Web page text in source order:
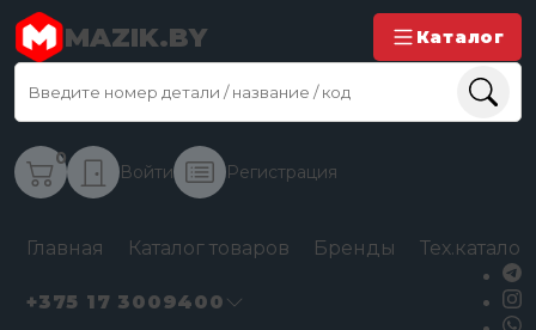
MAZIK.BY Каталог
0
Войти Регистрация
Главная Каталог товаров Бренды
+375 17 3009400